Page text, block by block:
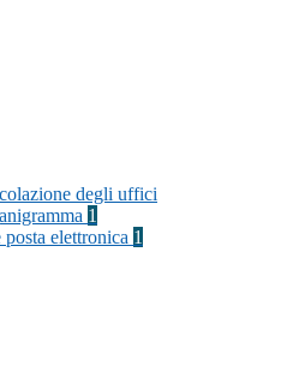
degli uffici
1
elettronica 1